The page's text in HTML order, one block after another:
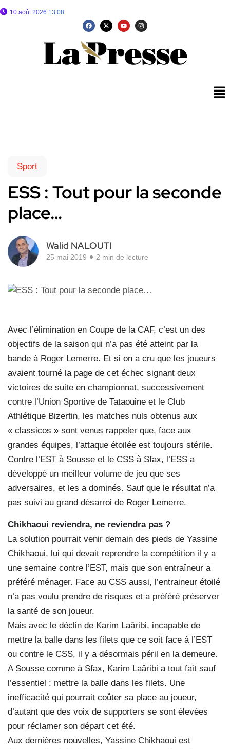
10 août 2026 13:08
Sport
ESS : Tout pour la seconde
place…
Walid NALOUTI
25 mai 2019 2 min de lecture
Avec l’élimination en Coupe de la CAF, c’est un des
objectifs de la saison qui n’a pas été atteint par la
bande à Roger Lemerre. Et si on a cru que les joueurs
avaient tourné la page de cet échec signant deux
victoires de suite en championnat, successivement
contre l’Union Sportive de Tataouine et le Club
Athlétique Bizertin, les matches nuls obtenus aux
« classicos » sont venus rappeler que, face aux
grandes équipes, l’attaque étoilée est toujours stérile.
Contre l’EST à Sousse et le CSS à Sfax, l’ESS a
développé un meilleur volume de jeu que ses
adversaires, et les a dominés. Sauf que le résultat n’a
pas suivi au grand désarroi de Roger Lemerre.
Chikhaoui reviendra, ne reviendra pas ?
La solution pourrait venir demain des pieds de Yassine
Chikhaoui, lui qui devait reprendre la compétition il y a
une semaine contre l’EST, mais que son entraîneur a
préféré ménager. Face au CSS aussi, l’entraineur étoilé
n’a pas voulu prendre de risques et a préféré préserver
la santé de son joueur.
Mais avec le déclin de Karim Laâribi, incapable de
mettre la balle dans les filets que ce soit face à l’EST
ou contre le CSS, il y a désormais péril en la demeure.
A Sousse comme à Sfax, Karim Laâribi a tout fait sauf
l’essentiel : mettre la balle dans les filets. Une
inefficacité qui pourrait coûter sa place au joueur,
d’autant que des voix de supporters se sont élevées
pour réclamer son départ cet été.
Aux dernières nouvelles, Yassine Chikhaoui est